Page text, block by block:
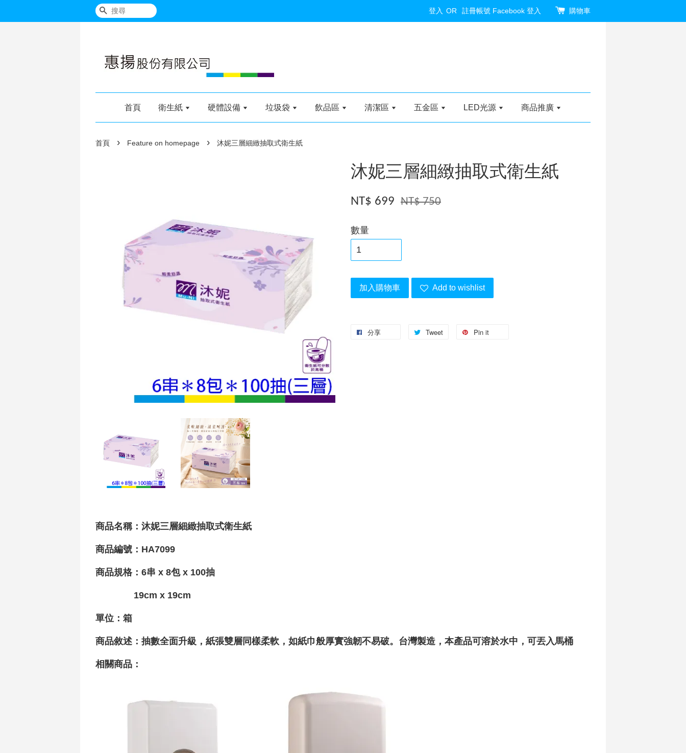
搜尋 登入 OR 註冊帳號 Facebook 登入 購物車
首頁 衛生紙 硬體設備 垃圾袋 飲品區 清潔區 五金區 LED光源 商品推廣
首頁 › Feature on homepage › 沐妮三層細緻抽取式衛生紙
沐妮三層細緻抽取式衛生紙
NT$ 699 NT$ 750
數量
加入購物車 Add to wishlist
分享 Tweet Pin it
商品名稱：沐妮三層細緻抽取式衛生紙
商品編號：HA7099
商品規格： 6串 x 8包 x 100抽
19cm x 19cm
單位：箱
商品敘述：抽數全面升級，紙張雙層同樣柔軟，如紙巾般厚實強韌不易破。台灣製造，本產品可溶於水中，可丟入馬桶
相關商品：